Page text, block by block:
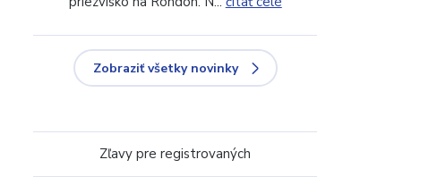
Zobraziť všetky novinky
Zľavy pre registrovaných